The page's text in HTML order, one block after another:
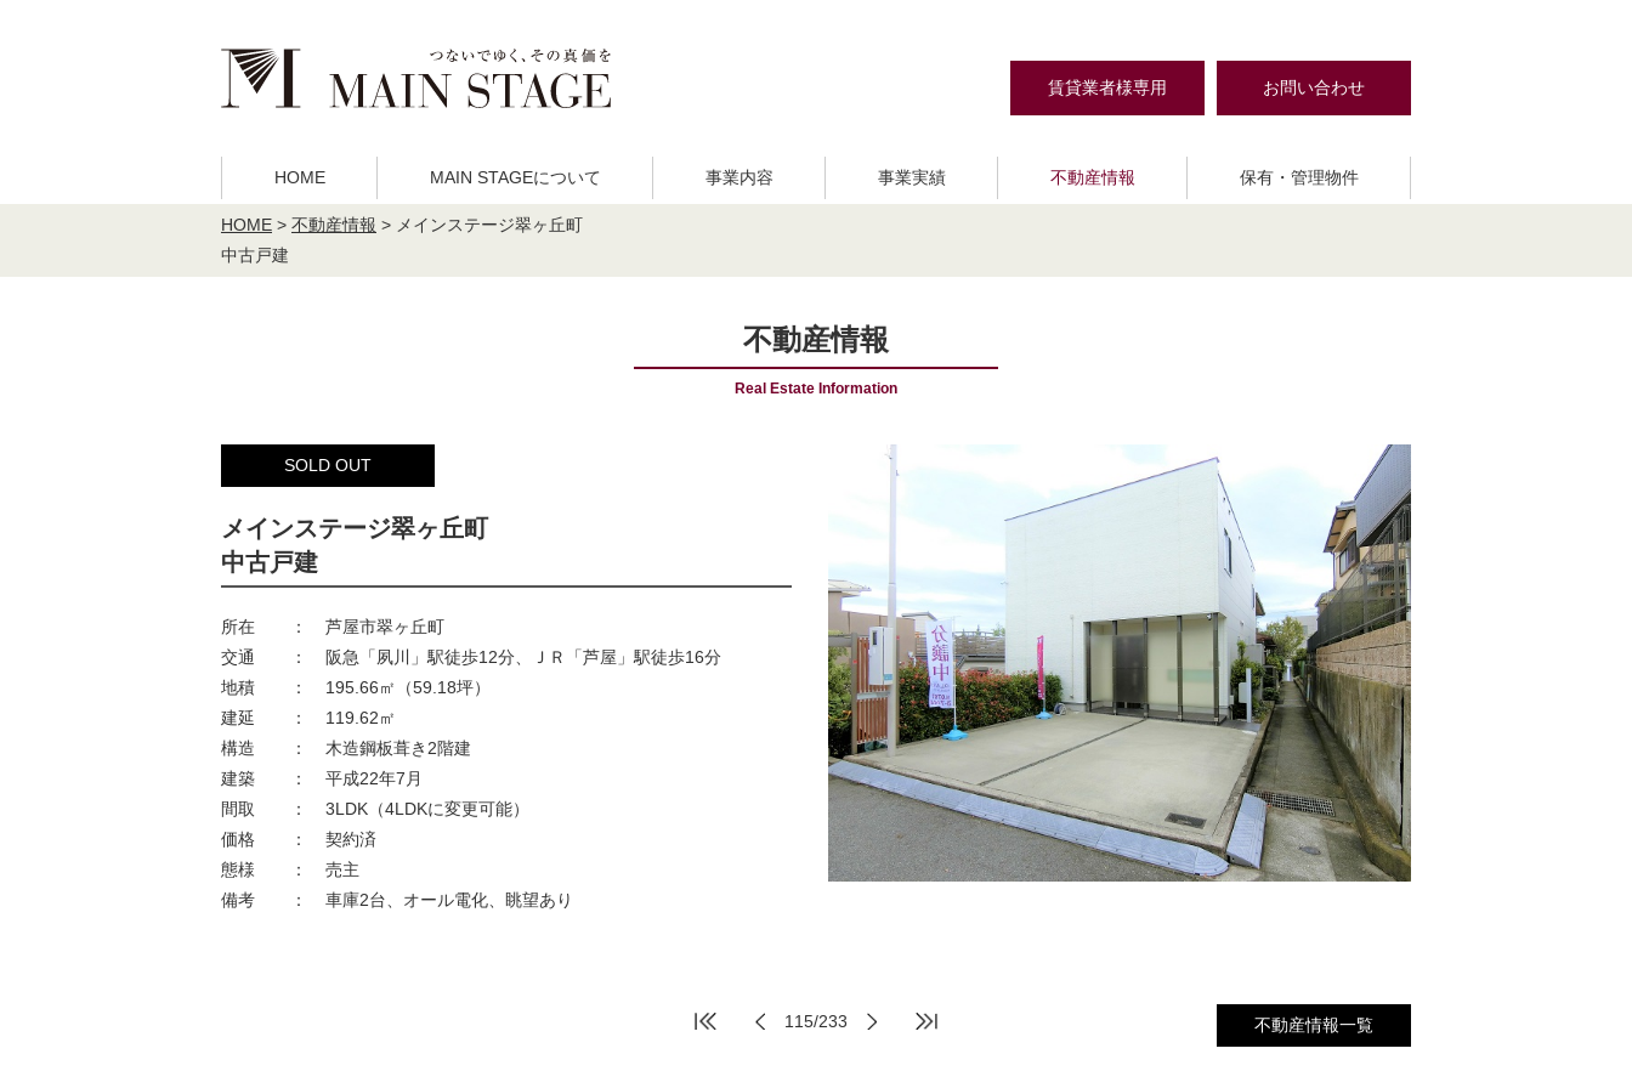
賃貸業者様専用 お問い合わせ
HOME MAIN STAGEについて
MAIN STAGE
MAIN STAGE
事業内容 事業実績 不動産情報 保有・管理物件
HOME > 不動産情報 > メインステージ翠ヶ丘町
中古戸建
不動産情報
Real Estate Information
SOLD OUT
メインステージ翠ヶ丘町
中古戸建
所在 ：
芦屋市翠ヶ丘町
交通
：
阪急「夙川」駅徒歩12分、ＪＲ「芦屋」駅徒歩16分
地積
：
195.66㎡（59.18坪）
建延
：
119.62㎡
構造
：
木造鋼板葺き2階建
建築
：
平成22年7月
間取
：
3LDK（4LDKに変更可能）
価格
：
契約済
態様
：
売主
備考
： 車庫2台、オール電化、眺望あり
115/233 不動産情報一覧